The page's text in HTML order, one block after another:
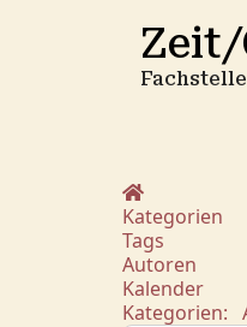
Zeit/
Home
Kategorien
Tags
Autoren
Kalender
Kategorien: